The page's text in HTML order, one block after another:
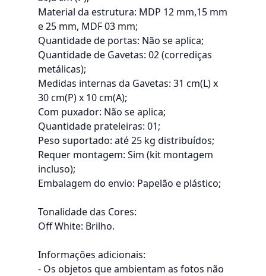
Material da estrutura: MDP 12 mm,15 mm
e 25 mm, MDF 03 mm;
Quantidade de portas: Não se aplica;
Quantidade de Gavetas: 02 (corrediças
metálicas);
Medidas internas da Gavetas: 31 cm(L) x
30 cm(P) x 10 cm(A);
Com puxador: Não se aplica;
Quantidade prateleiras: 01;
Peso suportado: até 25 kg distribuídos;
Requer montagem: Sim (kit montagem
incluso);
Embalagem do envio: Papelão e plástico;
Tonalidade das Cores:
Off White: Brilho.
Informações adicionais:
- Os objetos que ambientam as fotos não